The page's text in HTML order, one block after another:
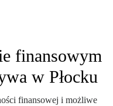
finansowym
w Płocku
finansowej i możliwe